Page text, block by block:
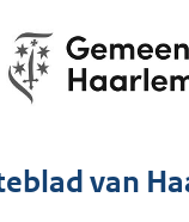
van